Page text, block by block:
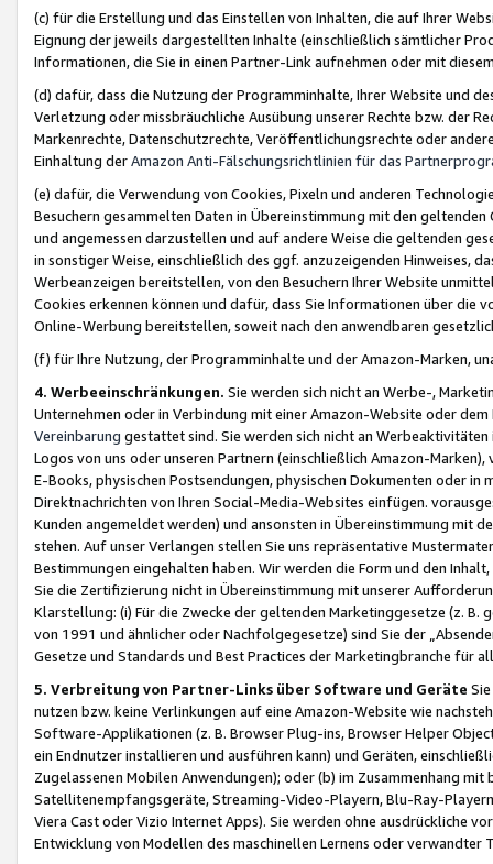
(c) für die Erstellung und das Einstellen von Inhalten, die auf Ihrer
Eignung der jeweils dargestellten Inhalte (einschließlich sämtlicher
Informationen, die Sie in einen Partner-Link aufnehmen oder mit
(d) dafür, dass die Nutzung der Programminhalte, Ihrer Website und
Verletzung oder missbräuchliche Ausübung unserer Rechte bzw. der
Markenrechte, Datenschutzrechte, Veröffentlichungsrechte oder
Einhaltung derAmazon Anti-Fälschungsrichtlinien für das
(e) dafür, die Verwendung von Cookies, Pixeln und anderen
Besuchern gesammelten Daten in Übereinstimmung mit den
und angemessen darzustellen und auf andere Weise die geltenden
in sonstiger Weise, einschließlich des ggf. anzuzeigenden Hinweises,
Werbeanzeigen bereitstellen, von den Besuchern Ihrer Website
Cookies erkennen können und dafür, dass Sie Informationen über die
Online-Werbung bereitstellen, soweit nach den anwendbaren
(f) für Ihre Nutzung, der Programminhalte und der Amazon-Marken,
4. Werbeeinschränkungen. Sie werden sich nicht an Werbe-,
Unternehmen oder in Verbindung mit einer Amazon-Website oder
Vereinbarung gestattet sind. Sie werden sich nicht an
Logos von uns oder unseren Partnern (einschließlich Amazon-
E-Books, physischen Postsendungen, physischen Dokumenten oder in
Direktnachrichten von Ihren Social-Media-Websites einfügen.
Kunden angemeldet werden) und ansonsten in Übereinstimmung mit
stehen. Auf unser Verlangen stellen Sie uns repräsentative
Bestimmungen eingehalten haben. Wir werden die Form und den
Sie die Zertifizierung nicht in Übereinstimmung mit unserer
Klarstellung: (i) Für die Zwecke der geltenden Marketinggesetze (z. B.
von 1991 und ähnlicher oder Nachfolgegesetze) sind Sie der
Gesetze und Standards und Best Practices der Marketingbranche für
5. Verbreitung von Partner-Links über Software und Geräte
nutzen bzw. keine Verlinkungen auf eine Amazon-Website wie
Software-Applikationen (z. B. Browser Plug-ins, Browser Helper
ein Endnutzer installieren und ausführen kann) und Geräten,
Zugelassenen Mobilen Anwendungen); oder (b) im Zusammenhang
Satellitenempfangsgeräte, Streaming-Video-Playern, Blu-Ray-
Viera Cast oder Vizio Internet Apps). Sie werden ohne ausdrückliche
Entwicklung von Modellen des maschinellen Lernens oder